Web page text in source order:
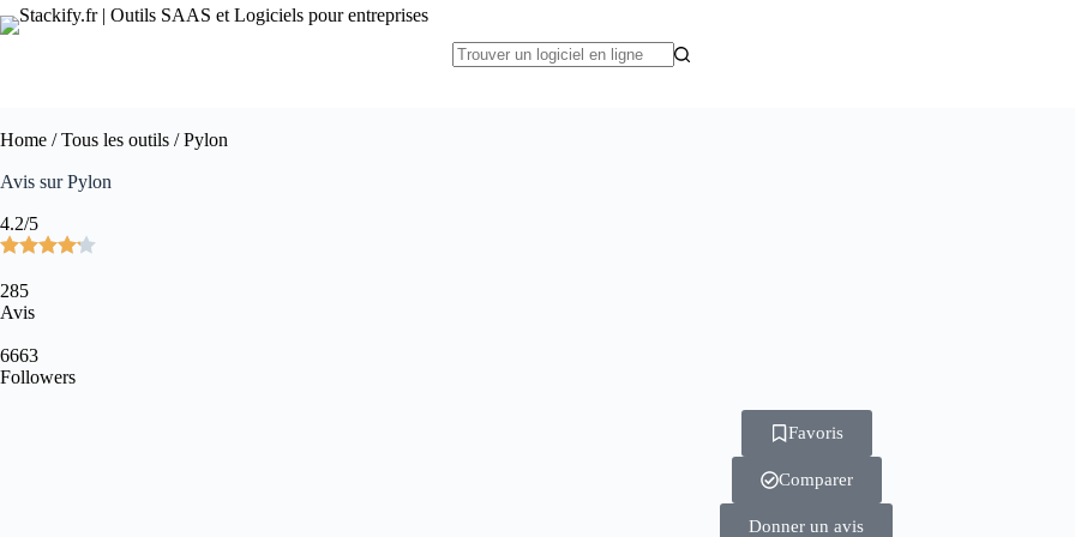
Home /Tous les outils / Pylon
Avis sur Pylon
4.2/5
285
Avis
6663
Followers
Favoris
Comparer
Donner un avis